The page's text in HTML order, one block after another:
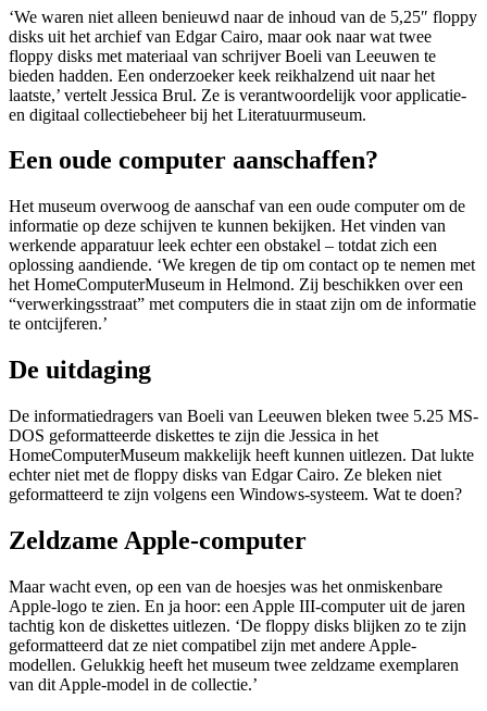
‘We waren niet alleen benieuwd naar de inhoud van de 5,25″ floppy
disks uit het archief van Edgar Cairo, maar ook naar wat twee
floppy disks met materiaal van schrijver Boeli van Leeuwen te
bieden hadden. Een onderzoeker keek reikhalzend uit naar het
laatste,’ vertelt Jessica Brul. Ze is verantwoordelijk voor applicatie-
en digitaal collectiebeheer bij het Literatuurmuseum.
Een oude computer aanschaffen?
Het museum overwoog de aanschaf van een oude computer om de
informatie op deze schijven te kunnen bekijken. Het vinden van
werkende apparatuur leek echter een obstakel – totdat zich een
oplossing aandiende. ‘We kregen de tip om contact op te nemen met
het HomeComputerMuseum in Helmond. Zij beschikken over een
“verwerkingsstraat” met computers die in staat zijn om de informatie
te ontcijferen.’
De uitdaging
De informatiedragers van Boeli van Leeuwen bleken twee 5.25 MS-
DOS geformatteerde diskettes te zijn die Jessica in het
HomeComputerMuseum makkelijk heeft kunnen uitlezen. Dat lukte
echter niet met de floppy disks van Edgar Cairo. Ze bleken niet
geformatteerd te zijn volgens een Windows-systeem. Wat te doen?
Zeldzame Apple-computer
Maar wacht even, op een van de hoesjes was het onmiskenbare
Apple-logo te zien. En ja hoor: een Apple III-computer uit de jaren
tachtig kon de diskettes uitlezen. ‘De floppy disks blijken zo te zijn
geformatteerd dat ze niet compatibel zijn met andere Apple-
modellen. Gelukkig heeft het museum twee zeldzame exemplaren
van dit Apple-model in de collectie.’